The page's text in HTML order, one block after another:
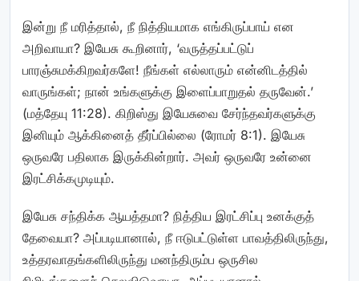
இன்று நீ மரித்தால், நீ நித்தியமாக எங்கிருப்பாய் என
அறிவாயா? இயேசு கூறினார், ‘வருத்தப்பட்டுப்
பாரஞ்சுமக்கிறவர்களே! நீங்கள் எல்லாரும் என்னிடத்தில்
வாருங்கள்; நான் உங்களுக்கு இளைப்பாறுதல் தருவேன்.’
(மத்தேயு 11:28). கிறிஸ்து இயேசுவை சேர்ந்தவர்களுக்கு
இனியும் ஆக்கினைத் தீர்ப்பில்லை (ரோமர் 8:1). இயேசு
ஒருவரே பதிலாக இருக்கின்றார். அவர் ஒருவரே உன்னை
இரட்சிக்கமுடியும்.
இயேசு சந்திக்க ஆயத்தமா? நித்திய இரட்சிப்பு உனக்குத்
தேவையா? அப்படியானால், நீ ஈடுபட்டுள்ள பாவத்திலிருந்து,
உத்தரவாதங்களிலிருந்து மனந்திரும்ப ஒருசில